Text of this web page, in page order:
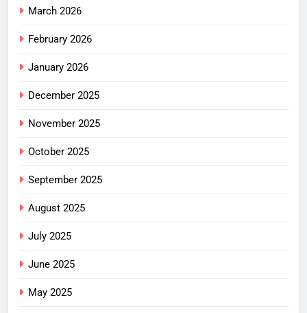
March 2026
February 2026
January 2026
December 2025
November 2025
October 2025
September 2025
August 2025
July 2025
June 2025
May 2025